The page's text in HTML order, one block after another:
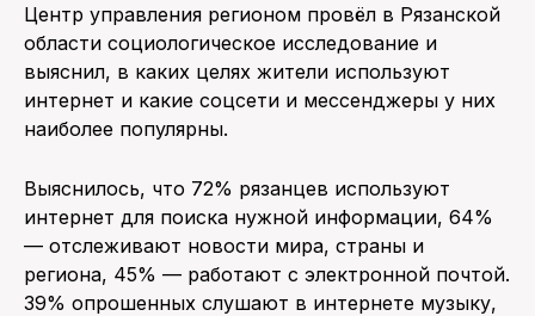
ПОИСК ПО САЙТУ
Центр управления регионом провёл в Рязанской
области социологическое исследование и
выяснил, в каких целях жители используют
интернет и какие соцсети и мессенджеры у них
наиболее популярны.
Выяснилось, что 72% рязанцев используют
интернет для поиска нужной информации, 64%
— отслеживают новости мира, страны и
региона, 45% — работают с электронной почтой.
39% опрошенных слушают в интернете музыку,